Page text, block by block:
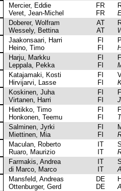
Mercier, Eddie
Veret, Jean-Michel
FR
FR
Doberer, Wolfram
Wessely, Bettina
AT
AT
Jaakonsaari, Harri
Heino, Timo
FI
FI
Harju, Markku
Leppala, Pekka
FI
FI
Katajamaki, Kosti
Hirvijarvi, Lasse
FI
FI
Koskinen, Juha
Virtanen, Harri
FI
FI
Hietikko, Timo
Honkonen, Teemu
FI
FI
Salminen, Jyrki
Miettinen, Mia
FI
FI
Maculan, Roberto
Ruaro, Maurizio
IT
IT
Farmakis, Andrea
di Marco, Marco
IT
IT
Mansfeld, Andreas
Ottenburger, Gerd
DE
DE